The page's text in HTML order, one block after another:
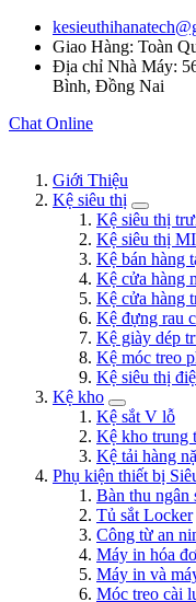
Giao Hàng: Toàn
Địa chỉ Nhà Máy:
Bình, Đồng Nai
Chat Online
Giới Thiệu
Kệ siêu thị
Kệ siêu thị
Kệ siêu thị
Kệ bán hàng
Kệ cửa hàng
Kệ cửa hàng
Kệ đựng rau
Kệ giày dép
Kệ móc treo
Kệ siêu thị
Kệ kho
Kệ sắt V lỗ
Kệ kho trung
Kệ tải hàng
Phụ kiện thiết bị
Bàn thu ngân
Tủ sắt Locker
Công từ an
Máy in hóa
Máy in và
Móc treo cài